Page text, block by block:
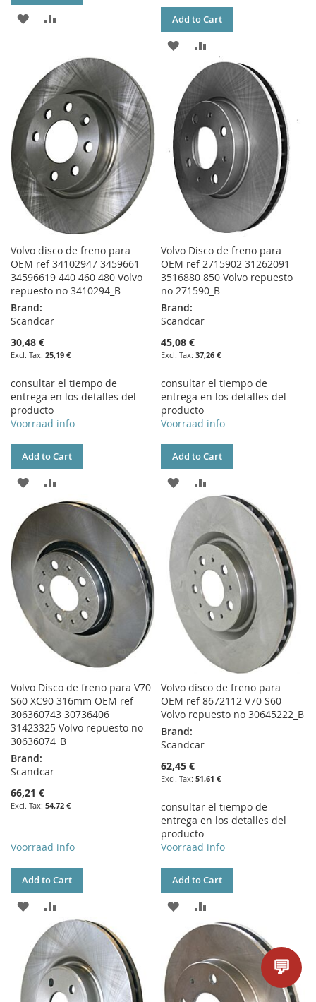
ADD
WISH
LIST
COMPARE
Add to Cart
ADD
WISH
LIST
TO
COMPARE
Volvo disco de freno para
OEM ref 34102947 3459661
34596619 440 460 480 Volvo
repuesto no 3410294_B
Brand:
Scandcar
30,48 €
25,19 €
consultar el tiempo de
entrega en los detalles del
producto
Voorraad info
Add to Cart
ADD
TO
LIST
TO
Volvo Disco de freno para
OEM ref 2715902 31262091
3516880 850 Volvo repuesto
no 271590_B
Brand:
Scandcar
45,08 €
37,26 €
consultar el tiempo de
entrega en los detalles del
producto
Voorraad info
Add to Cart
ADD
TO
WISH
LIST
COMPARE
Volvo Disco de freno para V70
S60 XC90 316mm OEM ref
306360743 30736406
31423325 Volvo repuesto no
30636074_B
Brand:
Scandcar
66,21 €
54,72 €
Voorraad info
Add to Cart
ADD
WISH
LIST
TO
COMPARE
Volvo disco de freno para
OEM ref 8672112 V70 S60
Volvo repuesto no 30645222_B
Brand:
Scandcar
62,45 €
51,61 €
consultar el tiempo de
entrega en los detalles del
producto
Voorraad info
Add to Cart
ADD
TO
LIST
TO
COMPARE
💬